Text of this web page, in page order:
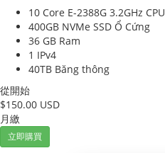
10 Core E-2388G 3.2GHz CPU
400GB NVMe SSD Ổ Cứng
36 GB Ram
1 IPv4
40TB Băng thông
從開始
$150.00 USD
月繳
立即購買